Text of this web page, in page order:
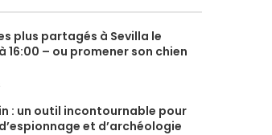
plus partagés à Sevilla le
16:00 – ou promener son chien
: un outil incontournable pour
et d’archéologie